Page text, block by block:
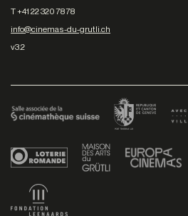
T +41 22 320 78 78
info@cinemas-du-grutli.ch
v3.2